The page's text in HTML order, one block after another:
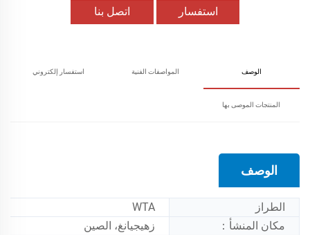
استفسار اتصل بنا
الوصف المواصفات الفنية استفسار إلكتروني
المنتجات الموصى بها
الوصف
الطراز
WTA
مكان المنشأ：
زهيجيانغ، الصين